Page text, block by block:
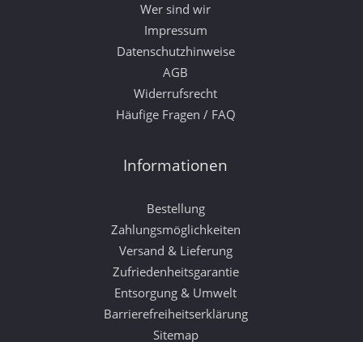
Wer sind wir
Impressum
Datenschutzhinweise
AGB
Widerrufsrecht
Häufige Fragen / FAQ
Informationen
Bestellung
Zahlungsmöglichkeiten
Versand & Lieferung
Zufriedenheitsgarantie
Entsorgung & Umwelt
Barrierefreiheitserklärung
Sitemap